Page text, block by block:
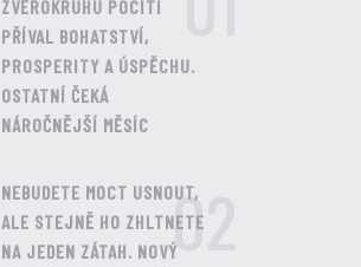
ZVĚROKRUHU POCÍTÍ
PŘÍVAL BOHATSTVÍ,
PROSPERITY A ÚSPĚCHU.
OSTATNÍ ČEKÁ
NÁROČNĚJŠÍ MĚSÍC
NEBUDETE MOCT USNOUT,
ALE STEJNĚ HO ZHLTNETE
NA JEDEN ZÁTAH. NOVÝ02